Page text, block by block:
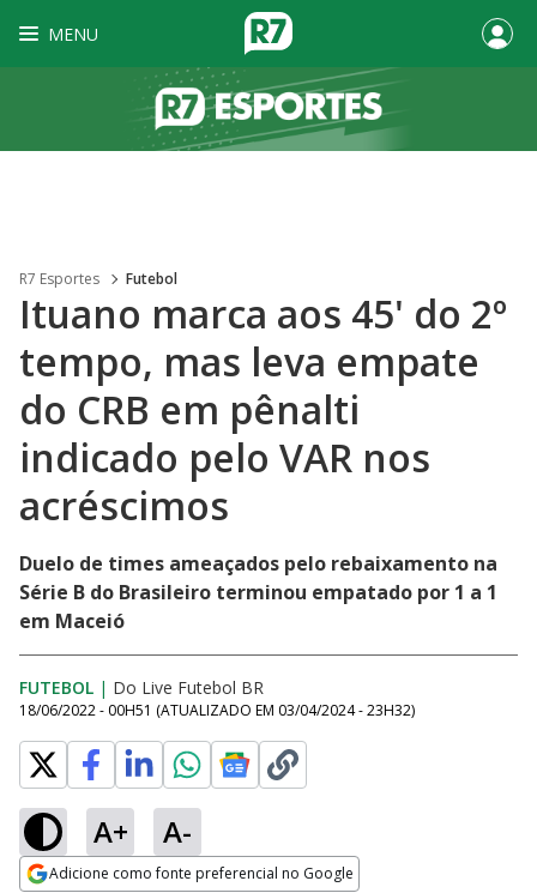
MENU
R7 Esportes Futebol
Ituano marca aos 45' do 2º
tempo, mas leva empate
do CRB em pênalti
indicado pelo VAR nos
acréscimos
Duelo de times ameaçados pelo rebaixamento na
Série B do Brasileiro terminou empatado por 1 a 1
em Maceió
FUTEBOL | Do Live Futebol BR
18/06/2022 - 00H51 (ATUALIZADO EM 03/04/2024 - 23H32)
A+ A-
Adicione como fonte preferencial no Google